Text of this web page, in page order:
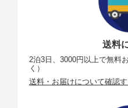
送料
2泊3日、3000円以上で無料
く）
送料・お届けについて確認